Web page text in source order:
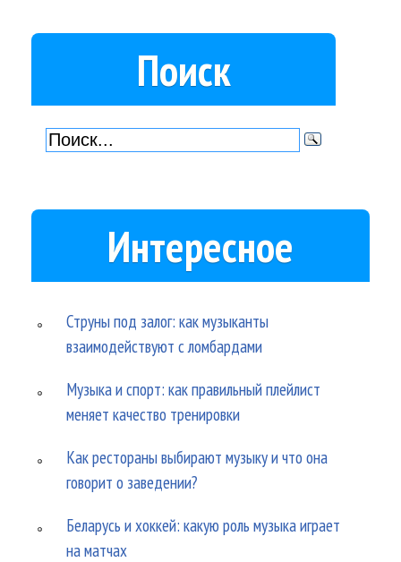
Поиск
Интересное
Струны под залог: как музыканты
взаимодействуют с ломбардами
Музыка и спорт: как правильный плейлист
меняет качество тренировки
Как рестораны выбирают музыку и что она
говорит о заведении?
Беларусь и хоккей: какую роль музыка играет
на матчах